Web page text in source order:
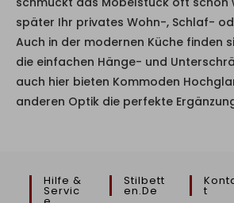
später Ihr privates Wohn-, Schlaf-
Auch in der modernen Küche finden
die einfachen Hänge- und
auch hier bieten Kommoden
anderen Optik die perfekte
Hilfe &
Servic
Stilbett
En.de T